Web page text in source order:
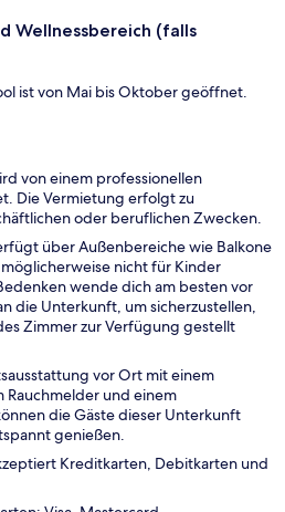
Wellnessbereich (falls
ist von Mai bis Oktober geöffnet.
von einem professionellen
Die Vermietung erfolgt zu
oder beruflichen Zwecken.
über Außenbereiche wie Balkone
nicht für Kinder
wende dich am besten vor
die Unterkunft, um sicherzustellen,
Zimmer zur Verfügung gestellt
vor Ort mit einem
Rauchmelder und einem
die Gäste dieser Unterkunft
genießen.
Kreditkarten, Debitkarten und